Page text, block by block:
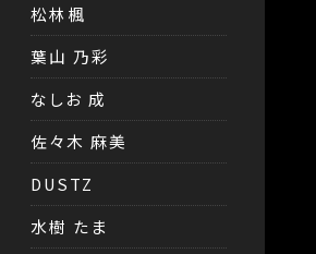
松林楓
葉山 乃彩
なしお 成
佐々木 麻美
DUSTZ
水樹 たま